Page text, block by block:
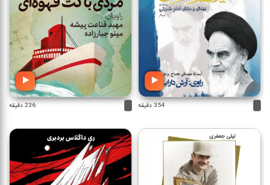
354 دقیقه 236 دقیقه